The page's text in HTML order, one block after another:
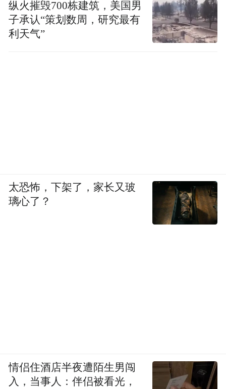
纵火摧毁700栋建筑，美国男
子承认“策划数周，研究最有
利天气”
太恐怖，下架了，家长又玻
璃心了？
情侣住酒店半夜遭陌生男闯
入，当事人：伴侣被看光，